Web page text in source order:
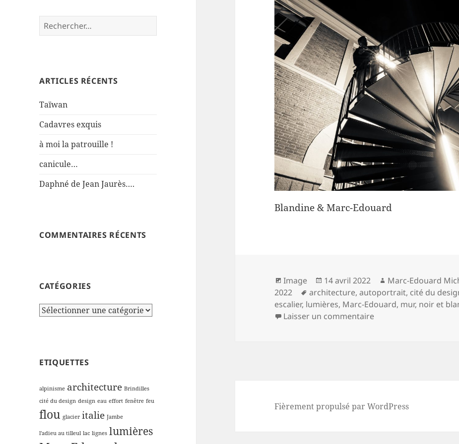
Rechercher :
ARTICLES RÉCENTS
Taïwan
Cadavres exquis
à moi la patrouille !
canicule…
Daphné de Jean Jaurès….
COMMENTAIRES RÉCENTS
CATÉGORIES
Catégories
ETIQUETTES
alpinisme architecture Brindilles
cité du design design eau effort fenêtre feu
flou glacier italie Jambe
l'adieu au tilleul lac lignes lumières
Blandine & Marc-Edouard
Format
Image
Publié
le
14 avril 2022 Auteur
Marc-Edouard
2022
Mots-
clés
architecture,autoportrait, cité du
escalier, lumières, Marc-Edouard, mur, noir et
Laisser un commentairesur L’escalier
Fièrement propulsé par WordPress